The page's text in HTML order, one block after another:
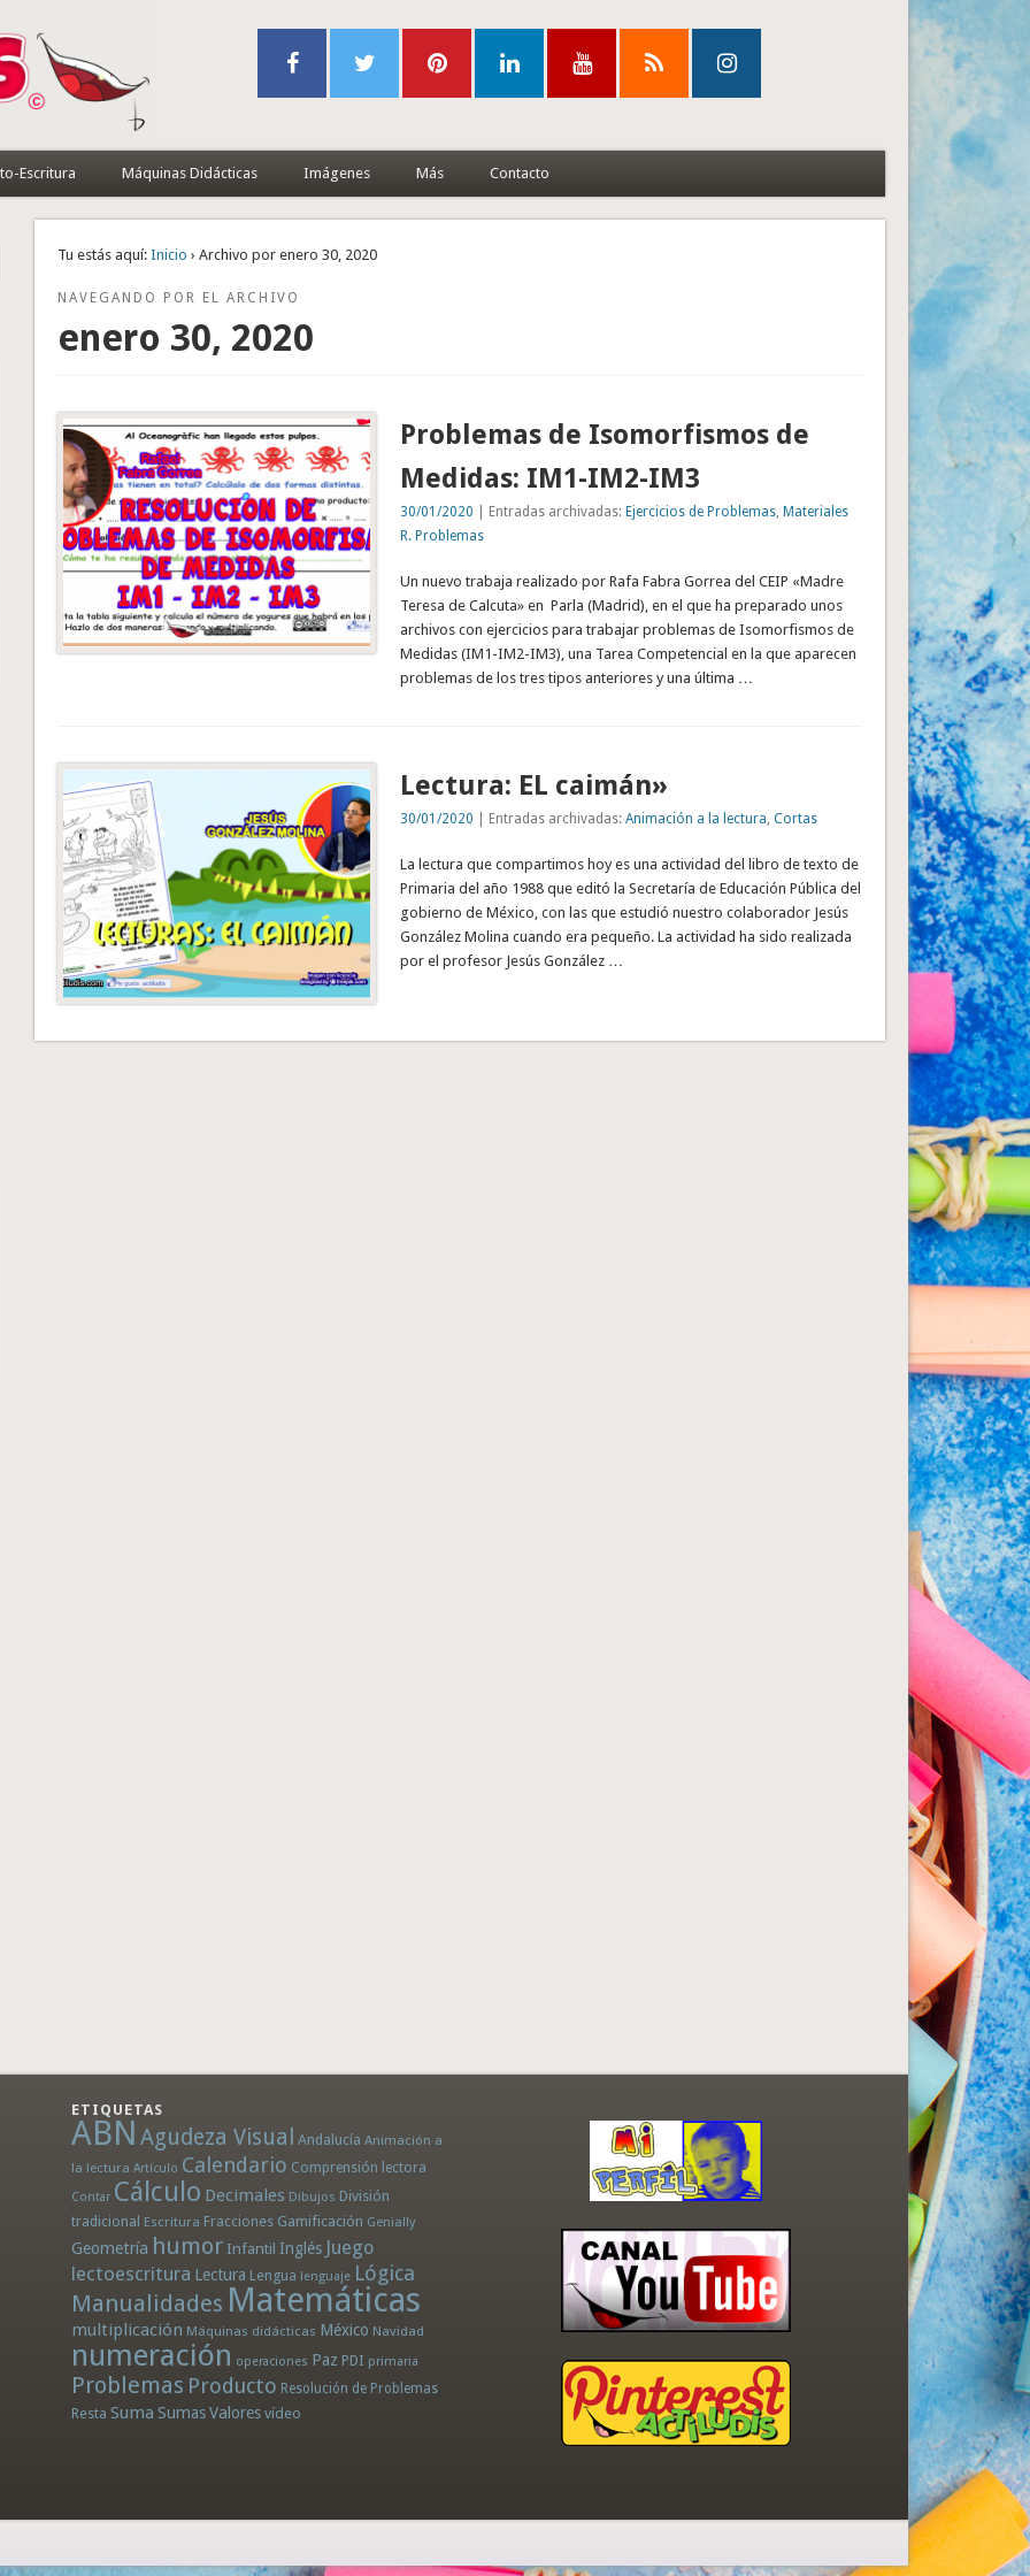
Escritura Máquinas Didácticas Imágenes Más Contacto
Tu estás aquí: Inicio › Archivo por enero 30, 2020
NAVEGANDO POR EL ARCHIVO
enero 30, 2020
Problemas de Isomorfismos de
Medidas: IM1-IM2-IM3
30/01/2020 | Entradas archivadas: Ejercicios de Problemas, Materiales
R. Problemas
Un nuevo trabaja realizado por Rafa Fabra Gorrea del CEIP «Madre
Teresa de Calcuta» en Parla (Madrid), en el que ha preparado unos
archivos con ejercicios para trabajar problemas de Isomorfismos de
Medidas (IM1-IM2-IM3), una Tarea Competencial en la que aparecen
problemas de los tres tipos anteriores y una última …
Lectura: EL caimán»
30/01/2020 | Entradas archivadas: Animación a la lectura, Cortas
La lectura que compartimos hoy es una actividad del libro de texto de
Primaria del año 1988 que editó la Secretaría de Educación Pública del
gobierno de México, con las que estudió nuestro colaborador Jesús
González Molina cuando era pequeño. La actividad ha sido realizada
por el profesor Jesús González …
ETIQUETAS
ABN Agudeza Visual Andalucía Animación a
la lectura Artículo Calendario Comprensión lectora
Contar Cálculo Decimales Dibujos División
tradicional Escritura Fracciones Gamificación Genially
Geometría humor Infantil Inglés Juego
lectoescritura Lectura Lengua lenguaje Lógica
Manualidades Matemáticas
multiplicación Máquinas didácticas México Navidad
numeración operaciones Paz PDI primaria
Problemas Producto Resolución de Problemas
Resta Suma SumasValores vídeo